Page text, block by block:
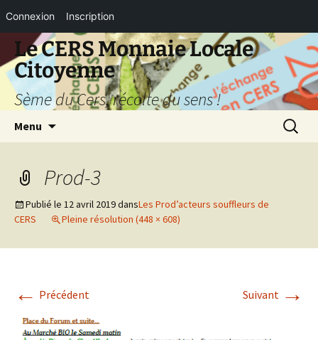
Connexion Inscription
Aller
au
contenu
Le CERS Monnaie Locale
Citoyenne
Sème du Cers, récolte du sens !
Menu
Prod-3
Publié le 12 avril 2019dansLes Prod’acteurs souffleurs de
CERS
Pleine résolution (448 × 608)
← Précédent Suivant →